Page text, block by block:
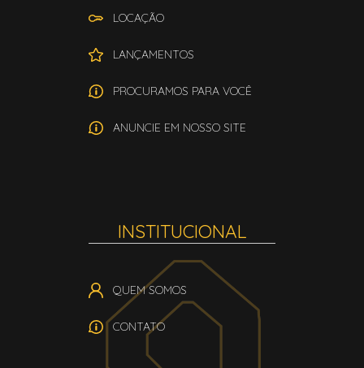
LOCAÇÃO
LANÇAMENTOS
PROCURAMOS PARA VOCÊ
ANUNCIE EM NOSSO SITE
INSTITUCIONAL
QUEM SOMOS
CONTATO